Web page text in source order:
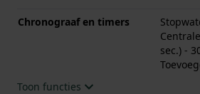
Chronograaf en timers
sec.) -
Toon functies